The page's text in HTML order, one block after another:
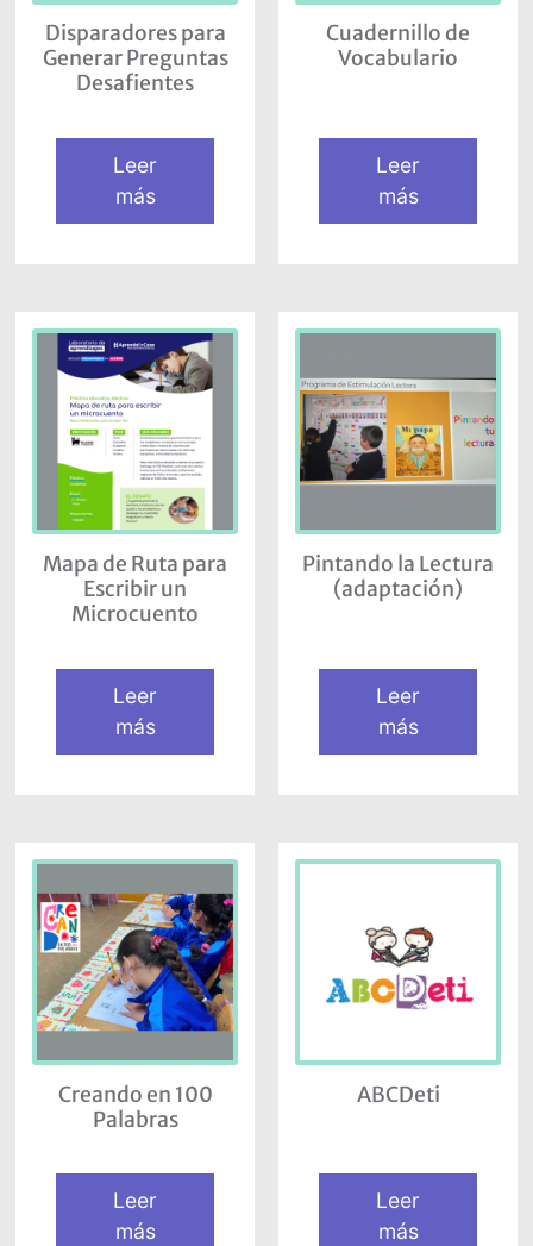
Disparadores para
Generar Preguntas
Desafientes
Leer
más
Cuadernillo de
Vocabulario
Leer
más
Mapa de Ruta para
Escribir un
Microcuento
Leer
más
Pintando la Lectura
(adaptación)
Leer
más
Creando en 100
Palabras
Leer
más
ABCDeti
Leer
más